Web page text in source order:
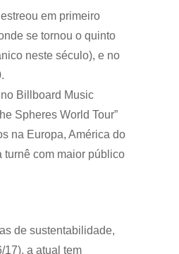
em primeiro
se tornou o quinto
neste século), e no
Billboard Music
Spheres World Tour”
na Europa, América do
turnê com maior público
de sustentabilidade,
17), a atual tem